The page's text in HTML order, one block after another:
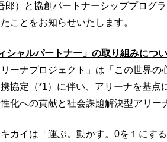
郎）と協創パートナーシッププログ
ことをお知らせいたします。
シャルパートナー」の取り組みにつ
リーナプロジェクト」は「この世界
協定（*1）に伴い、アリーナを基
化への貢献と社会課題解決型アリー
カイは「運ぶ。動かす。0を１にす